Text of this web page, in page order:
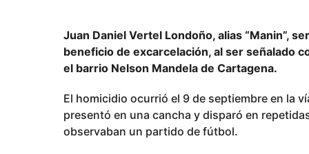
m
e
s
s
p
u
Juan Daniel Vertel Londoño, alias “Manin”,
beneficio de excarcelación, al ser señalado
el barrio Nelson Mandela de Cartagena.
El homicidio ocurrió el 9 de septiembre en la
presentó en una cancha y disparó en
observaban un partido de fútbol.